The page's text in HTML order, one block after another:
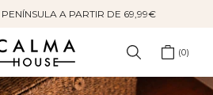
PENÍNSULA A PARTIR DE 69,99€
0